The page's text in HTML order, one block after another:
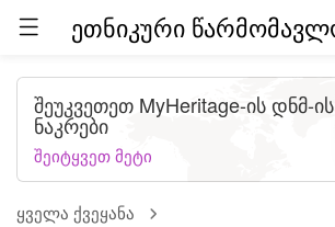
ყველა ქვეყანა
შეუკვეთეთ MyHeritage-ის დნმ-ის
ნაკრები
შეიტყვეთ მეტი